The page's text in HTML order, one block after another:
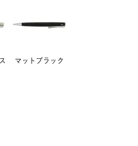
マットブラック